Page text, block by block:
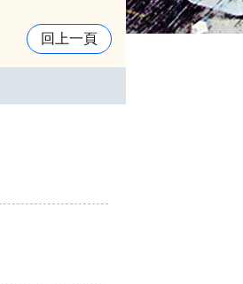
回上一頁